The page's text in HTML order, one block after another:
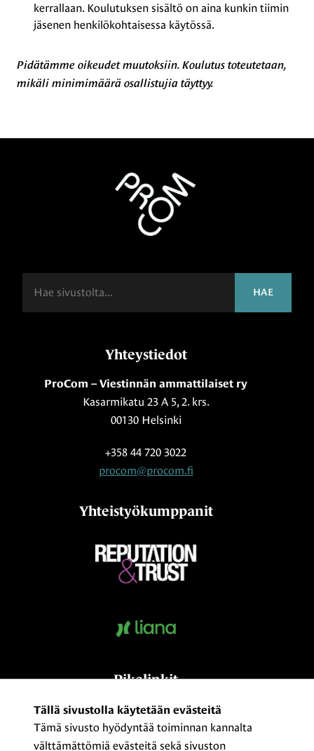
Tällä sivustolla käytetään evästeitä
Tämä sivusto hyödyntää toiminnan kannalta
välttämättömiä evästeitä sekä sivuston
kerrallaan. Koulutuksen sisältö on aina kunkin tiimin
jäsenen henkilökohtaisessa käytössä.
Pidätämme oikeudet muutoksiin. Koulutus toteutetaan,
mikäli minimimäärä osallistujia täyttyy.
HAE
Yhteystiedot
ProCom – Viestinnän ammattilaiset ry
Kasarmikatu 23 A 5, 2. krs.
00130 Helsinki
+358 44 720 3022
procom@procom.fi
Yhteistyökumppanit
Pikalinkit
Kumppaniksi?
Medialle